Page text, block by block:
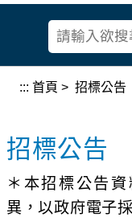
內
署
::: 首頁 > 招標公告
招標公告
＊本招標公告
異，以政府電子